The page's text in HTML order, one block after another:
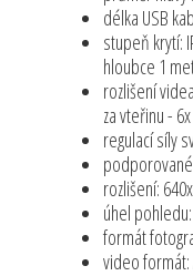
délka USB
stupeň krytí:
hloubce 1
rozlišení
za vteřinu -
regulací síly
rozlišení:
úhel
formát
video formát: